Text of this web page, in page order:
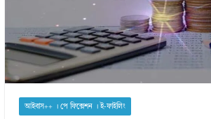
আইবাস++ । পে ফিক্সেশন । ই-ফাইলিং